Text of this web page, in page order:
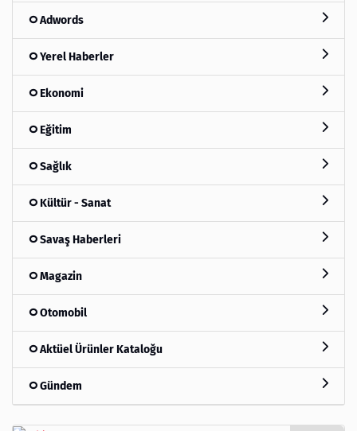
Adwords
Yerel Haberler
Ekonomi
Eğitim
Sağlık
Kültür - Sanat
Savaş Haberleri
Magazin
Otomobil
Aktüel Ürünler Kataloğu
Gündem